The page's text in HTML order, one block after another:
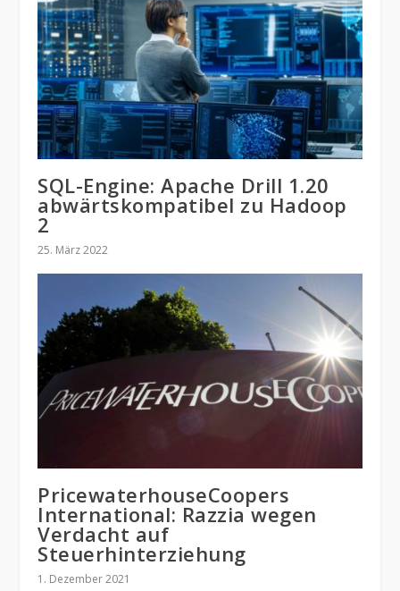
SQL-Engine: Apache Drill 1.20
abwärtskompatibel zu Hadoop
2
25. März 2022
PricewaterhouseCoopers
International: Razzia wegen
Verdacht auf
Steuerhinterziehung
1. Dezember 2021